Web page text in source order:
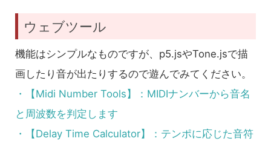
ウェブツール
機能はシンプルなものですが、p5.jsやTone.jsで描
画したり音が出たりするので遊んでみてください。
・【Midi Number Tools】：MIDIナンバーから音名
と周波数を判定します
・【Delay Time Calculator】：テンポに応じた音符